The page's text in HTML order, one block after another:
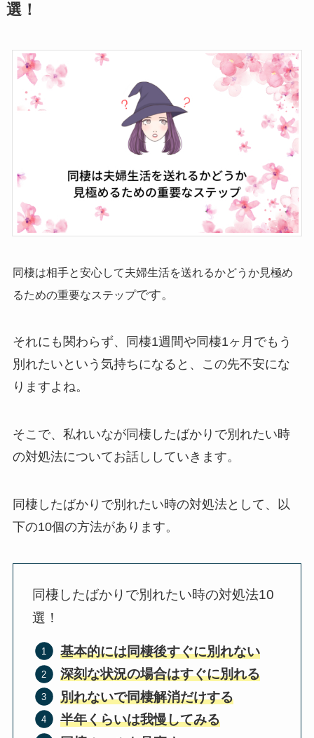
選！
同棲は相手と安心して夫婦生活を送れるかどうか見極め
るための重要なステップです。
それにも関わらず、同棲1週間や同棲1ヶ月でもう
別れたいという気持ちになると、この先不安にな
りますよね。
そこで、私れいなが同棲したばかりで別れたい時
の対処法についてお話ししていきます。
同棲したばかりで別れたい時の対処法として、以
下の10個の方法があります。
同棲したばかりで別れたい時の対処法10
選！
基本的には同棲後すぐに別れない
深刻な状況の場合はすぐに別れる
別れないで同棲解消だけする
半年くらいは我慢してみる